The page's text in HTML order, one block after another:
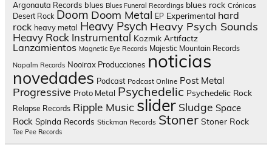
Argonauta Records blues Blues Funeral Recordings blues rock Crónicas
Desert Rock Doom Doom Metal EP Experimental hard
rock heavy metal Heavy Psych Heavy Psych Sounds
Heavy Rock Instrumental Kozmik Artifactz
Lanzamientos Magnetic Eye Records Majestic Mountain Records
Napalm Records Nooirax Producciones noticias
novedades Podcast Podcast Online Post Metal
Progressive Proto Metal Psychedelic Psychedelic Rock
Relapse Records Ripple Music slider Sludge Space
Rock Spinda Records Stickman Records Stoner Stoner Rock
Tee Pee Records